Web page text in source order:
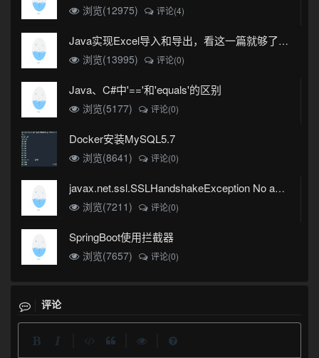
浏览(12975) 评论(4)
Java实现Excel导入和导出，看这一篇就够了(珍藏版)
浏览(13995)
评论(0)
Java、C#中'=='和'equals'的区别
浏览(5177) 评论(0)
Docker安装MySQL5.7
浏览(8641) 评论(0)
javax.net.ssl.SSLHandshakeException No appropriate protocol (protocol is disabled or cipher suites are inappropriate)错误
浏览(7211)
评论(0)
SpringBoot使用拦截器
浏览(7657) 评论(0)
评论